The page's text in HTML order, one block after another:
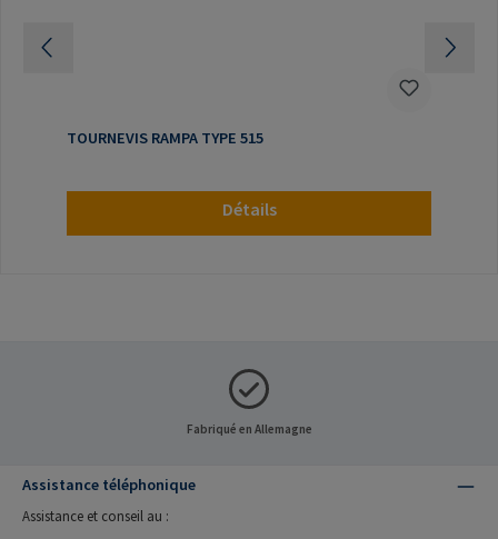
TOURNEVIS RAMPA TYPE 515
Détails
Fabriqué en Allemagne
Assistance téléphonique
Assistance et conseil au :